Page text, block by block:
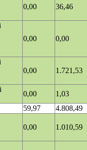
0,00 36,46
0,00 0,00
0,00 1.721,53
0,00
1,03
59,97
4.808,49
0,00 1.010,59